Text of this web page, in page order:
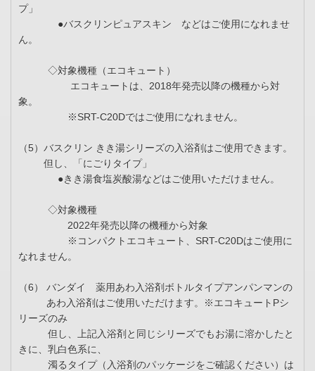
プ」
●バスクリンピュアスキン などはご使用になれませ
ん。
◇対象機種（エコキュート）
エコキュートは、2018年発売以降の機種から対
象。
※SRT-C20Dではご使用になれません。
（5）バスクリン きき湯シリーズの入浴剤はご使用できます。
但し、「にごりタイプ」
●きき湯食塩炭酸湯などはご使用いただけません。
◇対象機種
2022年発売以降の機種から対象
※コンパクトエコキュート、SRT-C20Dはご使用に
なれません。
（6） バンダイ 薬用あわ入浴剤ボトルタイプアンパンマンの
あわ入浴剤はご使用いただけます。※エコキュートPシ
リーズのみ
但し、上記入浴剤と同じシリーズでもお湯に溶かしたと
きに、乳白色系に、
濁るタイプ（入浴剤のパッケージをご確認ください）は